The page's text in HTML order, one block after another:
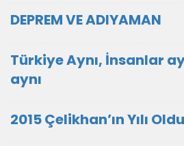
DEPREM VE ADIYAMAN
Türkiye Aynı, İnsanlar
aynı
2015 Çelikhan’ın Yılı Oldu